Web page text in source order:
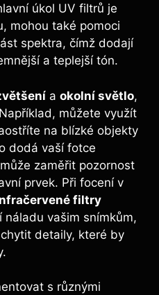
‌úkol UV filtrů je
mohou také pomoci
spektra, čímž dodají
a teplejší tón.
a okolní světlo,
můžete využít
na blízké‍ objekty
dodá vaší fotce
zaměřit‌ pozornost
prvek. Při​ focení v
filtry
⁤vašim snímkům,
detaily, které by
s různými